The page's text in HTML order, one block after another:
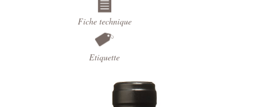
Fiche technique
Etiquette